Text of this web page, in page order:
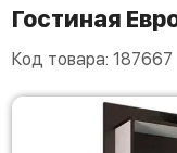
Гостиная
Код товара: 187667